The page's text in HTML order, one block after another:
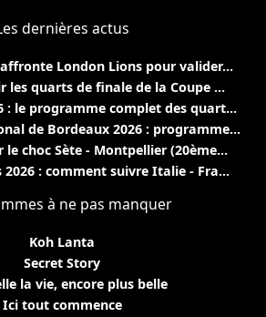
dernières actus
London Lions pour valider...
les quarts de finale de la Coupe ...
: le programme complet des quart...
de Bordeaux 2026 : programme...
choc Sète - Montpellier (20ème...
2026 : comment suivre Italie - Fra...
à ne pas manquer
Koh Lanta
Secret Story
la vie, encore plus belle
Ici tout commence